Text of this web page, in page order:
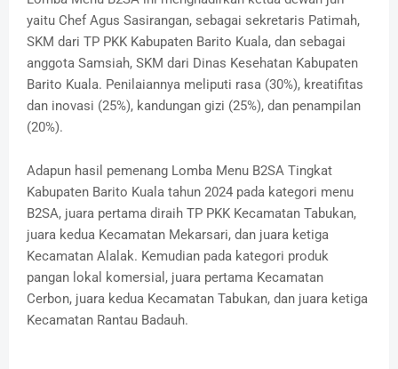
yaitu Chef Agus Sasirangan, sebagai sekretaris Patimah,
SKM dari TP PKK Kabupaten Barito Kuala, dan sebagai
anggota Samsiah, SKM dari Dinas Kesehatan Kabupaten
Barito Kuala. Penilaiannya meliputi rasa (30%), kreatifitas
dan inovasi (25%), kandungan gizi (25%), dan penampilan
(20%).
Adapun hasil pemenang Lomba Menu B2SA Tingkat
Kabupaten Barito Kuala tahun 2024 pada kategori menu
B2SA, juara pertama diraih TP PKK Kecamatan Tabukan,
juara kedua Kecamatan Mekarsari, dan juara ketiga
Kecamatan Alalak. Kemudian pada kategori produk
pangan lokal komersial, juara pertama Kecamatan
Cerbon, juara kedua Kecamatan Tabukan, dan juara ketiga
Kecamatan Rantau Badauh.